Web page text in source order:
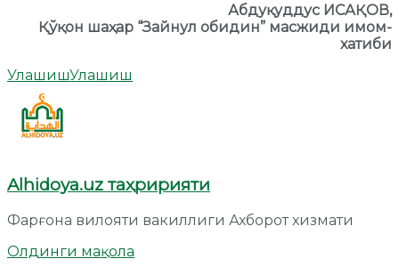
Абдуқуддус ИСАҚОВ,
Қўқон шаҳар “Зайнул обидин” масжиди имом-
хатиби
УлашишУлашиш
Alhidoya.uz таҳририяти
Фарғона вилояти вакиллиги Ахборот хизмати
Олдинги мақола